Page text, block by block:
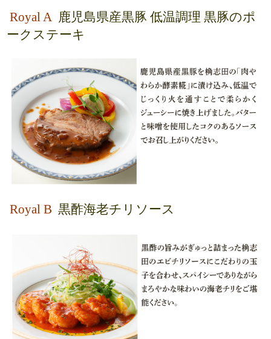
Royal A 鹿児島県産黒豚 低温調理 黒豚のポ
ークステーキ
Royal B 黒酢海老チリソース